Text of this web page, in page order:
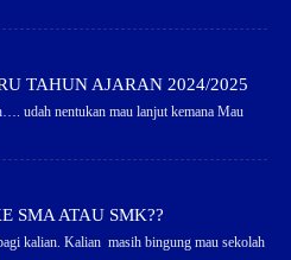
TAHUN AJARAN 2024/2025
udah nentukan mau lanjut kemana Mau
SMA ATAU SMK??
kalian. Kalian masih bingung mau sekolah